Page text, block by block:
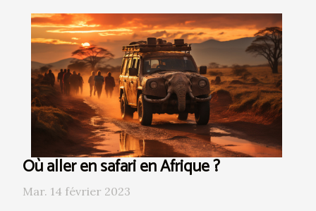
Où aller en safari en Afrique ?
Mar. 14 février 2023